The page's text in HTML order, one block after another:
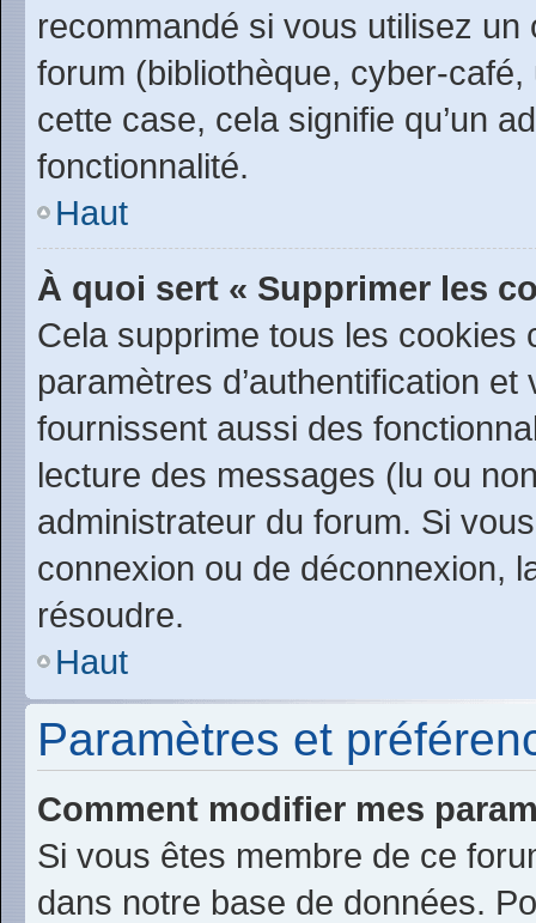
recommandé si vous utilisez
forum (bibliothèque, cyber-
cette case, cela signifie qu’un
fonctionnalité.
Haut
À quoi sert « Supprimer les
Cela supprime tous les
paramètres d’authentification
fournissent aussi des
lecture des messages (lu ou
administrateur du forum. Si
connexion ou de déconnexion,
résoudre.
Haut
Paramètres et
Comment modifier mes
Si vous êtes membre de ce
dans notre base de données.